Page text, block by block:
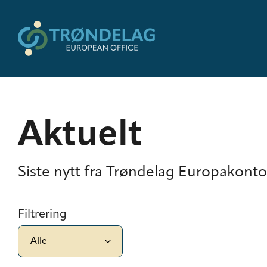
Aktuelt
Siste nytt fra Trøndelag
Filtrering
Filtrer innlegg: